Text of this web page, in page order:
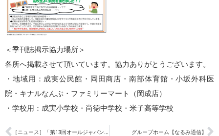
＜季刊誌掲示協力場所＞
各所へ掲載させて頂いています。協力ありがとうございます。
・地域用：成実公民館・岡田商店・南部体育館・小坂外科医
院・キナルなんぶ・ファミリーマート（岡成店）
・学校用：成実小学校・尚徳中学校・米子高等学校
［ニュース］「第13回オールジャパンケアコンテスト」開催について グループホーム【なるみ通信】